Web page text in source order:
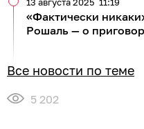
«Фактически
Рошаль — о
Все новости по теме
5 202